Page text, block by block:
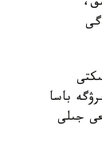
باسا
جىلى